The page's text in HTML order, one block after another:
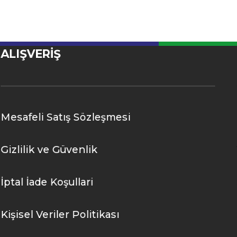
ALIŞVERİŞ
Mesafeli Satış Sözleşmesi
Gizlilik ve Güvenlik
İptal İade Koşullari
Kişisel Veriler Politikası